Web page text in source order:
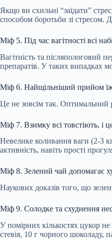
Якщо ви схильні “заїдати”
способом боротьби зі стресом.
Міф 5. Під час вагітності всі
Вагітність та післяпологовий
препаратів. У таких випадках
Міф 6. Найщільніший прийом
Це не зовсім так. Оптимальний
Міф 7. Взимку всі товстіють, і
Невелике коливання ваги (2-3
активність, навіть прості
Міф 8. Зелений чай допомагає
Наукових доказів того, що
Міф 9. Солодке та схуднення
У помірних кількостях цукор
стевія, 10 г чорного шоколаду,